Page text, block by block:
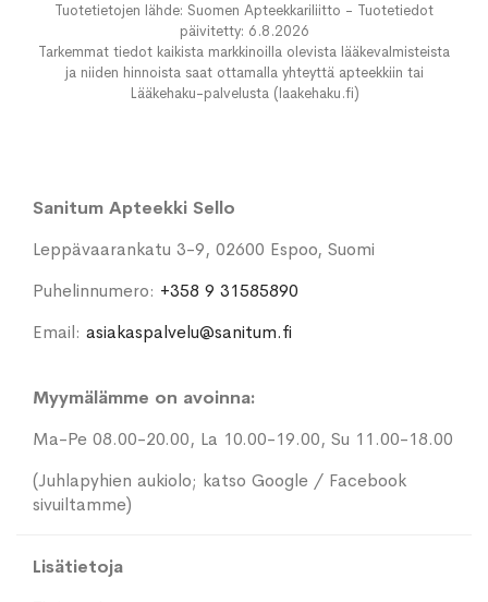
Tuotetietojen lähde: Suomen Apteekkariliitto - Tuotetiedot
päivitetty: 6.8.2026
Tarkemmat tiedot kaikista markkinoilla olevista lääkevalmisteista
ja niiden hinnoista saat ottamalla yhteyttä apteekkiin tai
Lääkehaku-palvelusta (laakehaku.fi)
Sanitum Apteekki Sello
Leppävaarankatu 3-9, 02600 Espoo, Suomi
Puhelinnumero: +358 9 31585890
Email: asiakaspalvelu@sanitum.fi
Myymälämme on avoinna:
Ma-Pe 08.00-20.00, La 10.00-19.00, Su 11.00-18.00
(Juhlapyhien aukiolo; katso Google / Facebook
sivuiltamme)
Lisätietoja